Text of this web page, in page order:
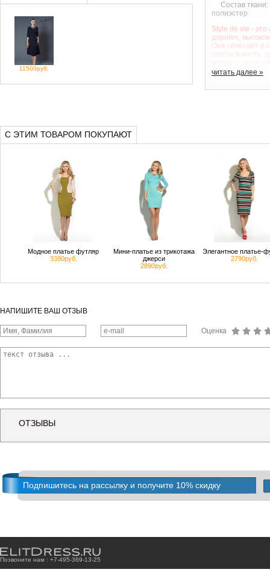
11500руб.
Состав
полиэстер
Style de vie -
дорогих,
Она сочетает в
сексуальность,
дамы
читать далее »
С ЭТИМ ТОВАРОМ ПОКУПАЮТ
Модное платье футляр
3390руб.
Мини-платье из трикотажа
джерси
2890руб.
Элегантное платье-
2790руб.
НАПИШИТЕ ВАШ ОТЗЫВ
Оценка
ОТЗЫВЫ
Подпишитесь на рассылку и получите 10% скидку
Позвоните нам : +7-495-369-13-25